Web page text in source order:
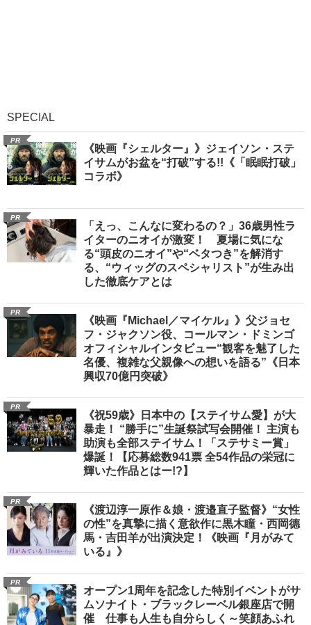
SPECIAL
PR
《映画『シェルター』》ジェイソン・ステ
イサムがお盆を“打破”する!!《「眠眠打破」
コラボ》
PR
「えっ、こんなに変わるの？」36歳男性ラ
イターのニオイが激変！ 夏場に気にな
る“頭皮のニオイ”や“ベタつき”を解消す
る、“ウィッグのスペシャリスト”が生み出
した徹底ケアとは
PR
《映画『Michael／マイケル』》父ジョセ
フ・ジャクソン役、コールマン・ドミンゴ
オフィシャルインタビュー“観客を魅了した
名優、複雑な父親像への想いを語る”《日本
興収70億円突破》
PR
《祝59歳》日本中の【ステイサム愛】が大
暴走！ “勝手に”生誕祭試写会開催！ 主演も
助演も全部ステイサム！「ステサミー賞」
爆誕！【応募総数941票 全54作品の栄冠に
輝いた作品とはー!?】
PR
《渡辺淳一原作＆娘・渡邉直子監督》“女性
の性”を真摯に描く意欲作に黒木瞳・西岡德
馬・吉田羊が出演決定！《映画『月がみて
いる』》
PR
オープン1周年を記念した特別イベントがサ
ムソナイト・ブラックレーベル銀座店で開
催 仕事も人生も自分らしく～笑顔あふれ